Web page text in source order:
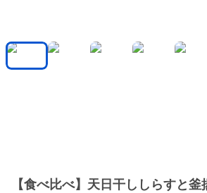
【食べ比べ】天日干ししらすと